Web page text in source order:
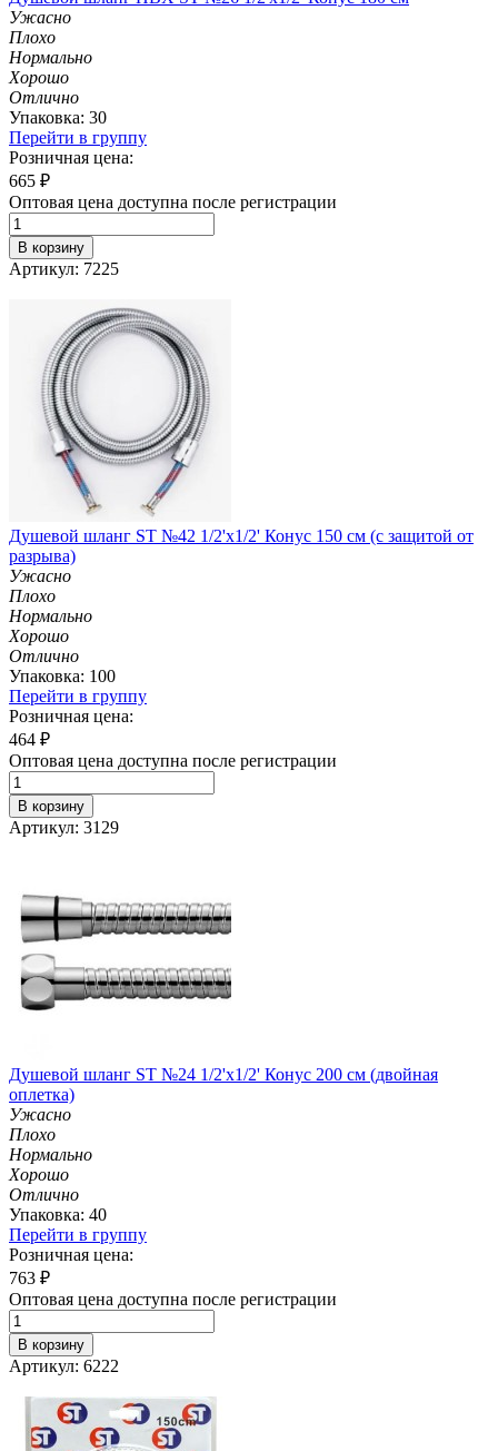
Ужасно
Плохо
Нормально
Хорошо
Отлично
Упаковка: 30
Перейти в группу
Розничная цена:
665 ₽
Оптовая цена доступна после регистрации
В корзину
Артикул: 7225
Душевой шланг ST №42 1/2'х1/2' Конус 150 см (с защитой от
разрыва)
Ужасно
Плохо
Нормально
Хорошо
Отлично
Упаковка: 100
Перейти в группу
Розничная цена:
464 ₽
Оптовая цена доступна после регистрации
В корзину
Артикул: 3129
Душевой шланг ST №24 1/2'х1/2' Конус 200 см (двойная
оплетка)
Ужасно
Плохо
Нормально
Хорошо
Отлично
Упаковка: 40
Перейти в группу
Розничная цена:
763 ₽
Оптовая цена доступна после регистрации
В корзину
Артикул: 6222